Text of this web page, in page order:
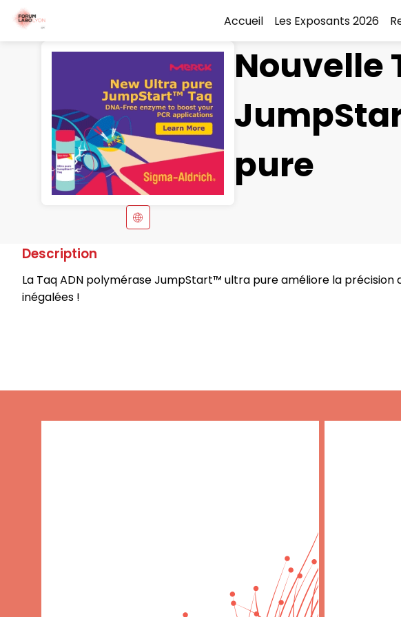
Accueil Les Exposants 2026
Nouvelle
pure
Description
La Taq ADN polymérase JumpStart™ ultra pure améliore la